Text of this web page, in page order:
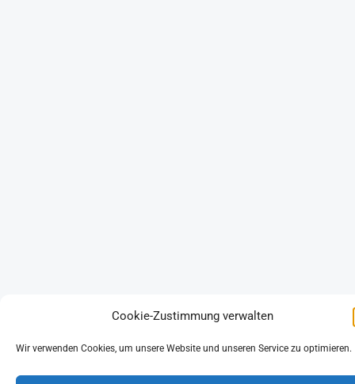
Cookie-Zustimmung verwalten
Wir verwenden Cookies, um unsere Website und unseren Service zu optimieren.